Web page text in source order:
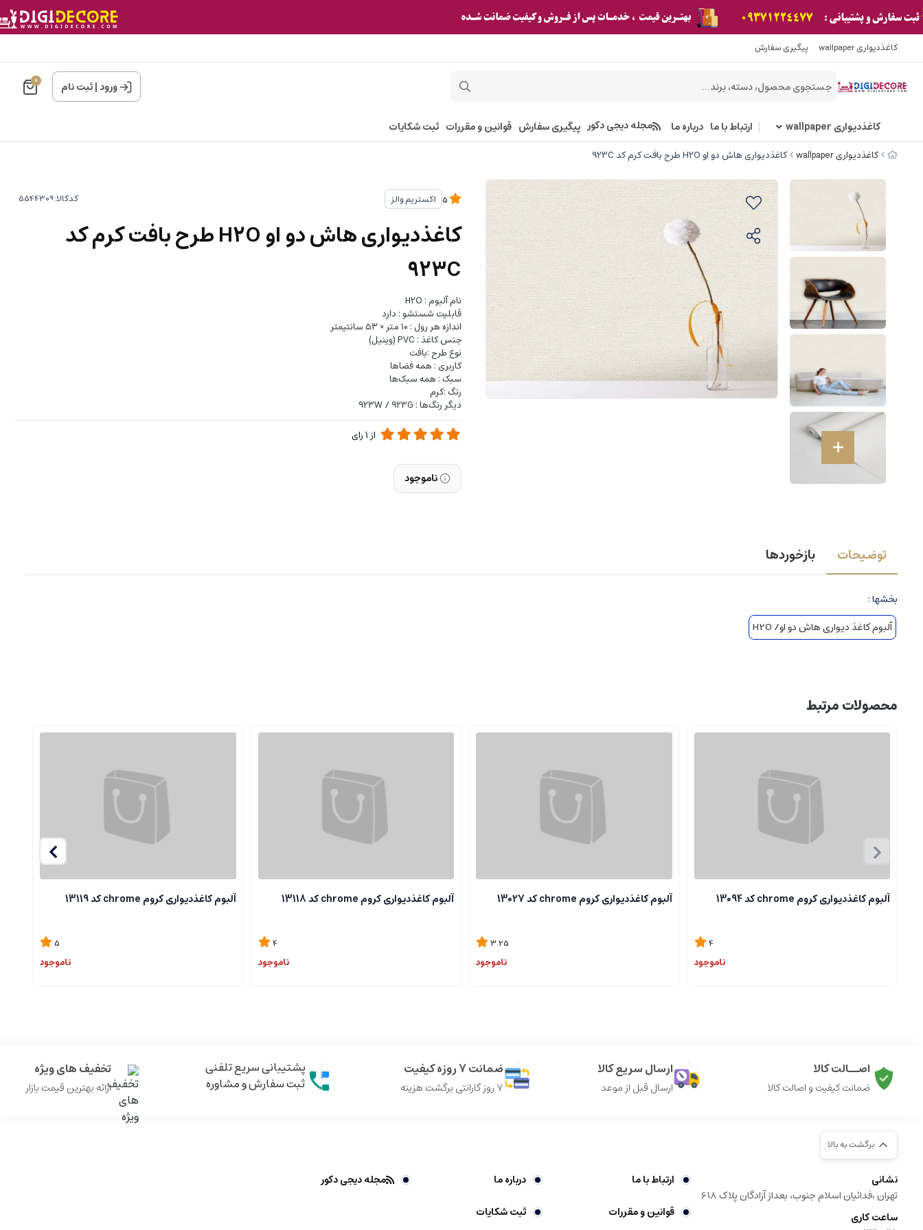
کاغذدیواری wallpaper پیگیری سفارش
ورود|ثبت نام 0
کاغذدیواری wallpaper ارتباط با ما درباره ما مجله دیجی دکور پیگیری سفارش قوانین و مقررات ثبت شکایات
کاغذدیواری wallpaper کاغذدیواری هاش دو او H2O طرح بافت کرم کد 923C
اکستریم والز کدکالا:
کاغذدیواری هاش دو او H2O طرح بافت کرم کد
923C
نام آلبوم : H2O
قابلیت شستشو : دارد
اندازه هر رول : ۱۰ متر × ۵۳ سانتیمتر
جنس کاغذ : PVC (وینیل)
نوع طرح :بافت
کاربری : همه فضاها
سبک : همه سبک‌ها
رنگ :کرم
دیگر رنگ‌ها : 923W / 923G
از1رای
ناموجود
توضیحات بازخوردها
بخشها :
آلبوم کاغذ دیواری هاش دو او/ H2O
محصولات مرتبط
آلبوم کاغذدیواری کروم chrome کد 13094
4
ناموجود
آلبوم کاغذدیواری کروم chrome کد 13027
3.25
ناموجود
آلبوم کاغذدیواری کروم chrome کد 13118
4
ناموجود
آلبوم کاغذدیواری کروم chrome کد 13119
5
ناموجود
اصــالت کالا
ضمانت کیفیت و اصالت کالا
ارسال سریع کالا
ارسال قبل از موعد
ضمانت 7 روزه کیفیت
7 روز گارانتی برگشت هزینه
پشتیبانی سریع تلفنی
ثبت سفارش و مشاوره
تخفیف های ویژه
ارائه بهترین قیمت بازار
برگشت به بالا
نشانی
تهران ،فدائیان اسلام جنوب، بعداز آزادگان پلاک 618
ساعت کاری
ارتباط با ما درباره ما
مجله دیجی دکور
قوانین و مقررات
ثبت شکایات